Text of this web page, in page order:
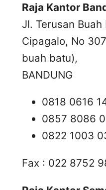
Raja Kantor
Jl. Terusan Buah
Cipagalo, No
buah batu),
BANDUNG
0818 0616
0857 8086
0822 1003
Fax : 022 8752